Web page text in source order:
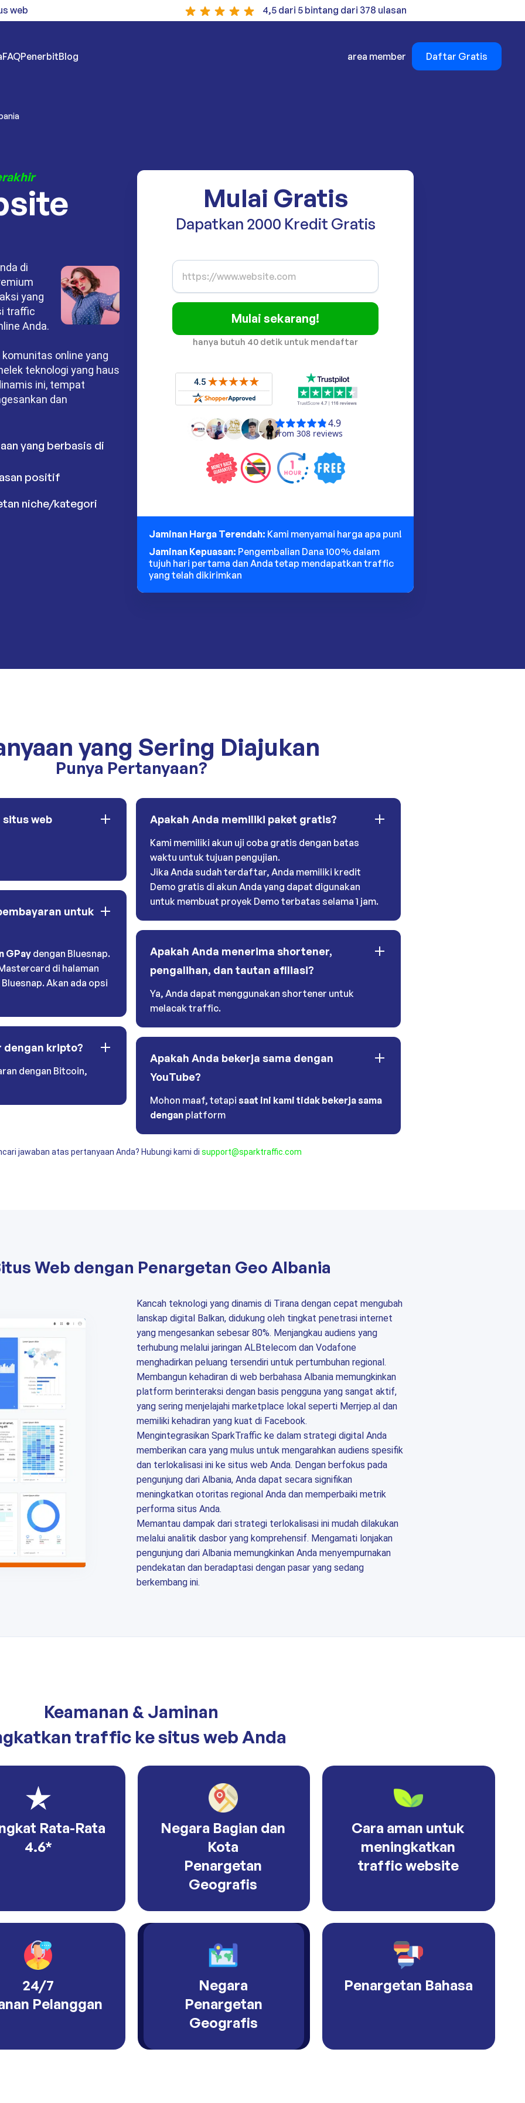
web 4,5 dari 5 bintang dari 378 ulasan
FAQPenerbitBlog area member Daftar Gratis
di
yang
traffic
Anda.
online yang
teknologi yang haus
ini, tempat
dan
yang berbasis di
positif
niche/kategori
Mulai Gratis
Dapatkan 2000 Kredit Gratis
Mulai sekarang!
hanya butuh 40 detik untuk mendaftar
Jaminan Harga Terendah: Kami menyamai harga apa pun!
Jaminan Kepuasan: Pengembalian Dana 100% dalam
tujuh hari pertama dan Anda tetap mendapatkan traffic
yang telah dikirimkan
yang Sering Diajukan
Punya Pertanyaan?
situs web
untuk
GPay dengan Bluesnap.
di halaman
Akan ada opsi
dengan kripto?
dengan Bitcoin,
Apakah Anda memiliki paket gratis?
Kami memiliki akun uji coba gratis dengan batas
waktu untuk tujuan pengujian.
Jika Anda sudah terdaftar, Anda memiliki kredit
Demo gratis di akun Anda yang dapat digunakan
untuk membuat proyek Demo terbatas selama 1 jam.
Apakah Anda menerima shortener,
pengalihan, dan tautan afiliasi?
Ya, Anda dapat menggunakan shortener untuk
melacak traffic.
Apakah Anda bekerja sama dengan
YouTube?
Mohon maaf, tetapi saat ini kami tidak bekerja sama
dengan platform
jawaban atas pertanyaan Anda? Hubungi kami di support@sparktraffic.com
Web dengan Penargetan Geo Albania
Kancah teknologi yang dinamis di Tirana dengan cepat mengubah
lanskap digital Balkan, didukung oleh tingkat penetrasi internet
yang mengesankan sebesar 80%. Menjangkau audiens yang
terhubung melalui jaringan ALBtelecom dan Vodafone
menghadirkan peluang tersendiri untuk pertumbuhan regional.
Membangun kehadiran di web berbahasa Albania memungkinkan
platform berinteraksi dengan basis pengguna yang sangat aktif,
yang sering menjelajahi marketplace lokal seperti Merrjep.al dan
memiliki kehadiran yang kuat di Facebook.
Mengintegrasikan SparkTraffic ke dalam strategi digital Anda
memberikan cara yang mulus untuk mengarahkan audiens spesifik
dan terlokalisasi ini ke situs web Anda. Dengan berfokus pada
pengunjung dari Albania, Anda dapat secara signifikan
meningkatkan otoritas regional Anda dan memperbaiki metrik
performa situs Anda.
Memantau dampak dari strategi terlokalisasi ini mudah dilakukan
melalui analitik dasbor yang komprehensif. Mengamati lonjakan
pengunjung dari Albania memungkinkan Anda menyempurnakan
pendekatan dan beradaptasi dengan pasar yang sedang
berkembang ini.
Keamanan & Jaminan
traffic ke situs web Anda
Rata-Rata
4.6*
Negara Bagian dan
Kota
Penargetan
Geografis
Cara aman untuk
meningkatkan
traffic website
24/7
Pelanggan
Negara
Penargetan
Geografis
Penargetan Bahasa